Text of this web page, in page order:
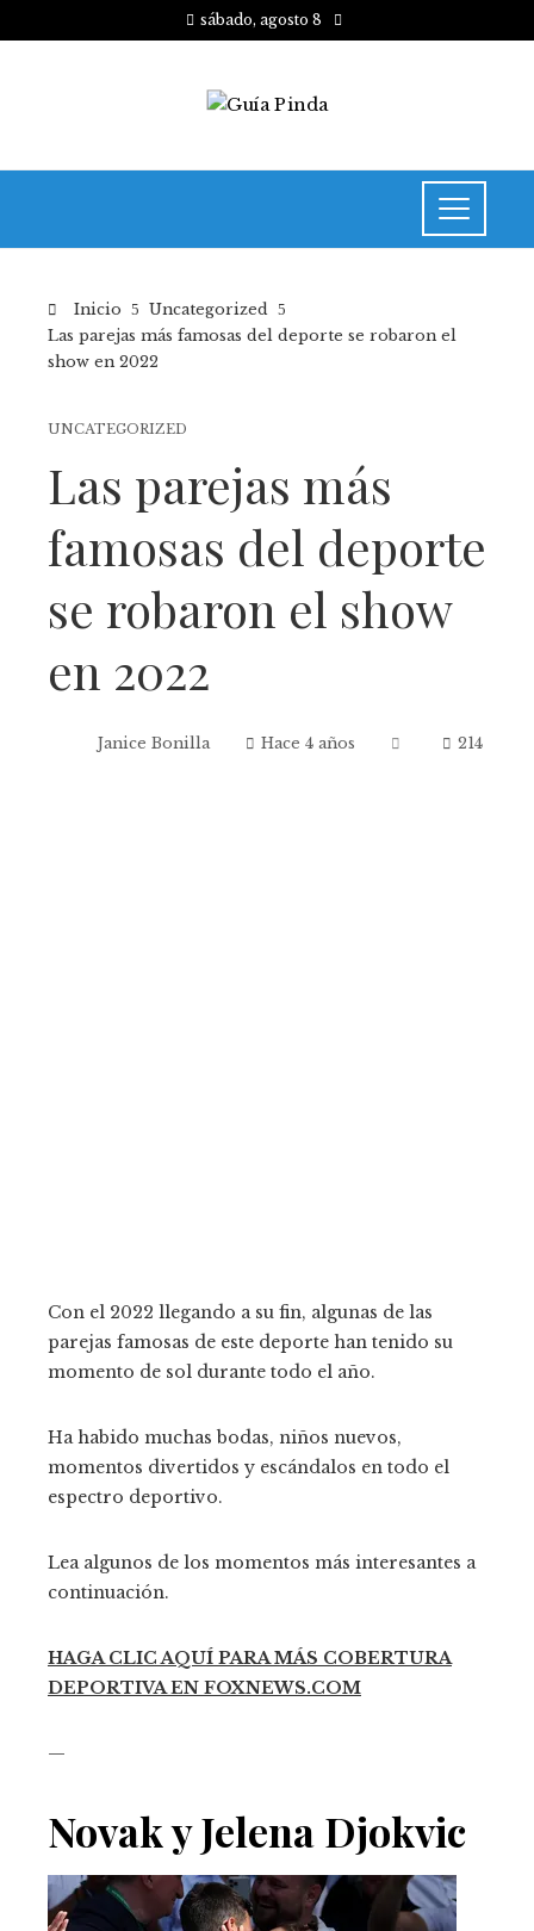
sábado, agosto 8
Inicio
Uncategorized
Las parejas más famosas del deporte se robaron el
show en 2022
UNCATEGORIZED
Las parejas más
famosas del deporte
se robaron el show
en 2022
Janice Bonilla Hace 4 años 214
Con el 2022 llegando a su fin, algunas de las
parejas famosas de este deporte han tenido su
momento de sol durante todo el año.
Ha habido muchas bodas, niños nuevos,
momentos divertidos y escándalos en todo el
espectro deportivo.
Lea algunos de los momentos más interesantes a
continuación.
HAGA CLIC AQUÍ PARA MÁS COBERTURA
DEPORTIVA EN FOXNEWS.COM
—
Novak y Jelena Djokvic